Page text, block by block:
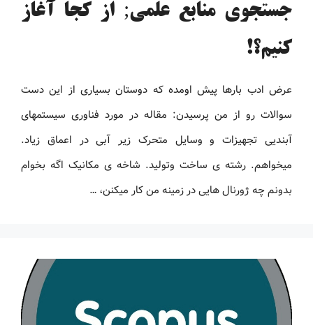
جستجوی منابع علمی; از کجا آغاز
کنیم؟!
عرض ادب بارها پیش اومده که دوستان بسیاری از این دست
سوالات رو از من پرسیدن: مقاله در مورد فناوری سیستمهای
آبندیی تجهیزات و وسایل متحرک زیر آبی در اعماق زیاد.
میخواهم. رشته ی ساخت وتولید. شاخه ی مکانیک اگه بخوام
بدونم چه ژورنال هایی در زمینه من کار میکنن، …